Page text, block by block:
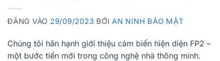
ĐĂNG VÀO 29/09/2023 BỞI AN NINH BẢO MẬT
Chúng tôi hân hạnh giới thiệu cảm biến hiện diện FP2 –
một bước tiến mới trong công nghệ nhà thông minh.